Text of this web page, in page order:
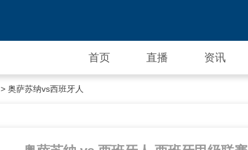
首页 直播 资讯
> 奥萨苏纳vs西班牙人